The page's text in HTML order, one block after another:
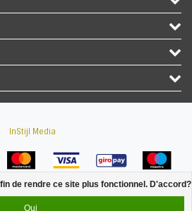
InStijl Media
de rendre ce site plus fonctionnel. D'accord?
Oui